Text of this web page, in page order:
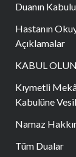
Duanın
Hastanın
Açıklamalar
KABUL
Kıymetli
Kabulüne
Namaz
Tüm Dualar